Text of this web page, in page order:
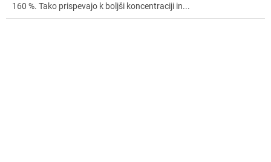
160 %. Tako prispevajo k boljši koncentraciji in...